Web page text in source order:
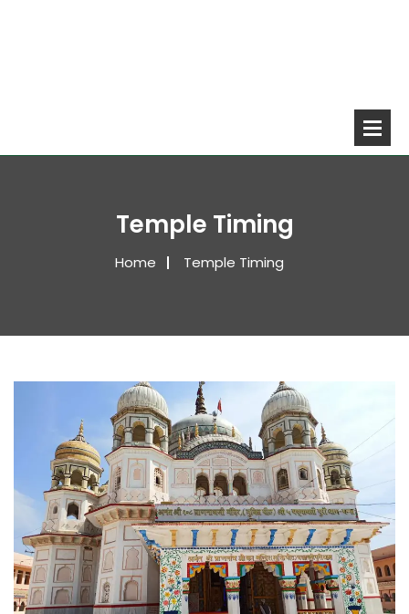
Temple Timing
Home Temple Timing